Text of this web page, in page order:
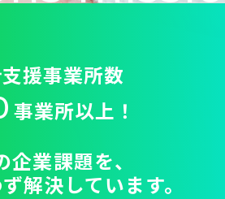
援事業所数
事業所以上！
企業課題を、
解決しています。